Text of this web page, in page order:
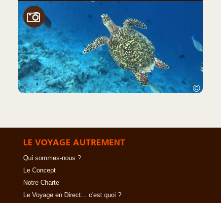
©
LE VOYAGE AUTREMENT
Qui sommes-nous ?
Le Concept
Notre Charte
Le Voyage en Direct... c'est quoi ?